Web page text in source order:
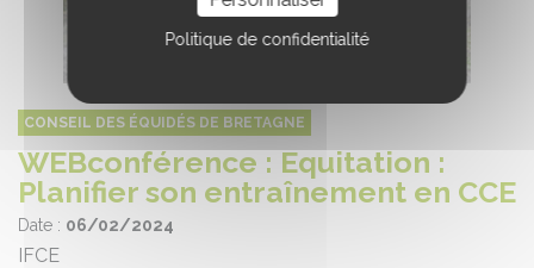
CONSEIL DES ÉQUIDÉS DE BRETAGNE
WEBconférence : Equitation :
Planifier son entraînement en CCE
Date : 06/02/2024
IFCE
Politique de confidentialité